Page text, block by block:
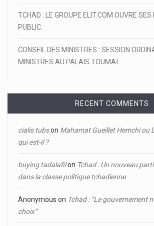
TCHAD : LE GROUPE ELIT.COM OUVRE SES
PUBLIC.
CONSEIL DES MINISTRES : SESSION
MINISTRES AU PALAIS TOUMAÏ.
RECENT COMMENTS
cialis tubson Mahamat Gueillet Hemchi ou
qui est-il ?
buying tadalafilon Tchad : Un nouveau
dans la classe politique tchadienne
Anonymous on Tchad : ‘’Le gouvernement
choix’’